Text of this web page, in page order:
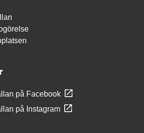
på Facebook
på Instagram